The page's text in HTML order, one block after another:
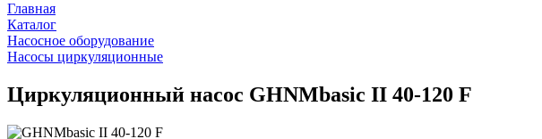
Главная
Каталог
Насосное оборудование
Насосы циркуляционные
Циркуляционный насос GHNMbasic II 40-120 F